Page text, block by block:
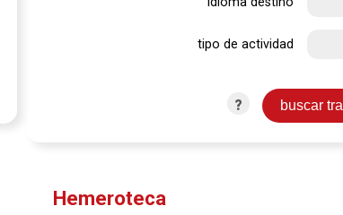
tipo de actividad
?
Hemeroteca